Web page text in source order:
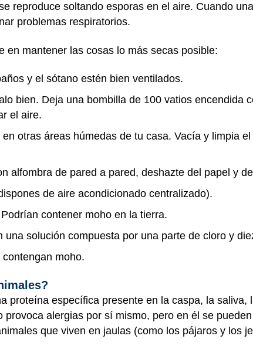
reproduce soltando esporas en el aire. Cuando
problemas respiratorios.
en mantener las cosas lo más secas posible:
y el sótano estén bien ventilados.
bien. Deja una bombilla de 100 vatios encendida
el aire.
otras áreas húmedas de tu casa. Vacía y limpia
alfombra de pared a pared, deshazte del papel y
de aire acondicionado centralizado).
contener moho en la tierra.
solución compuesta por una parte de cloro y
moho.
proteína específica presente en la caspa, la saliva,
alergias por sí mismo, pero en él se
que viven en jaulas (como los pájaros y los